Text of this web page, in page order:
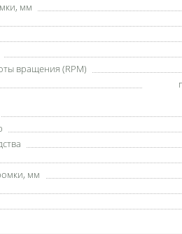
мм
вращения (RPM)
мм